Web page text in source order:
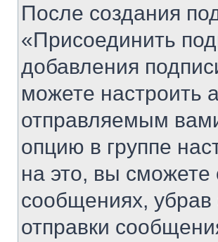
После создания
«Присоединить
добавления
можете настроить
отправляемым
опцию в группе
на это, вы
сообщениях,
отправки